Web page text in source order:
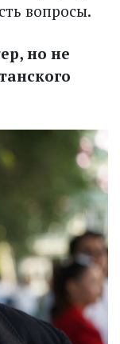
вопросы.
но не